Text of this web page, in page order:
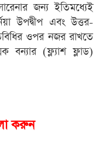
জন্য ইতিমধ্যেই
উপদ্বীপ এবং উত্তর-
ওপর নজর রাখতে
(ফ্ল্যাশ ফ্লাড)
করুন